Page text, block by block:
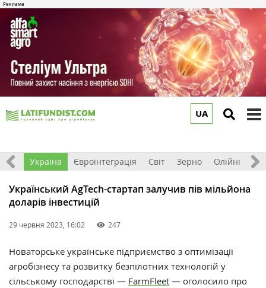
UA
Все Україна Євроінтеграція Світ Зерно Олійні
Український AgTech-стартап залучив пів мільйона
доларів інвестицій
29 червня 2023, 16:02 247
Новаторське українське підприємство з оптимізації
агробізнесу та розвитку безпілотних технологій у
сільському господарстві — FarmFleet — оголосило про